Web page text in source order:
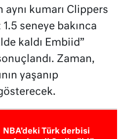
aynı kumarı Clippers
seneye bakınca
kaldı Embiid”
Zaman,
yaşanıp
NBA’deki Türk derbisi